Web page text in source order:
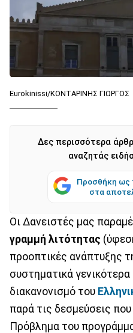
Eurokinissi/ΚΟΝΤΑΡΙΝΗΣ ΓΙΩΡΓΟΣ
Δες περισσότερα
αναζητάς
Προσθήκη ως
στα
Οι Δανειστές μας
γραμμή λιτότητας
προοπτικές ανάπτυξης
συστηματικά
διακανονισμό του Ε
παρά τις δεσμεύσεις
Πρόβλημα του